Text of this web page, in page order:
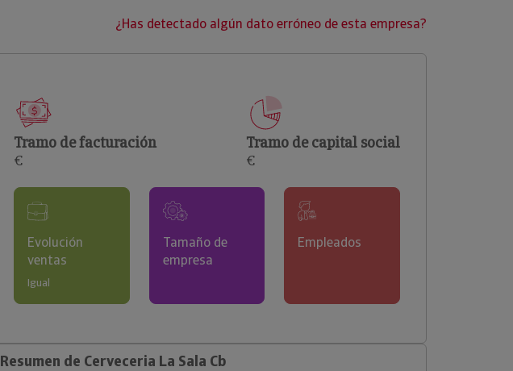
clientes.
¿Has detectado algún dato erróneo de esta empresa?
Tramo de facturación
€
Tramo de capital social
€
Evolución
ventas
Igual
Tamaño de
empresa
Empleados
Resumen de Cerveceria La Sala Cb